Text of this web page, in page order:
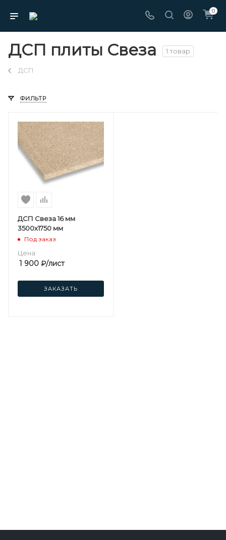
0
ДСП плиты Свеза 1 товар
ДСП
ФИЛЬТР
ДСП Свеза 16 мм
3500х1750 мм
Под заказ
Цена:
1 900 ₽/лист
ЗАКАЗАТЬ